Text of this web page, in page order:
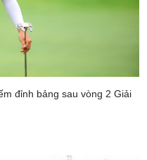
đỉnh bảng sau vòng 2 Giải